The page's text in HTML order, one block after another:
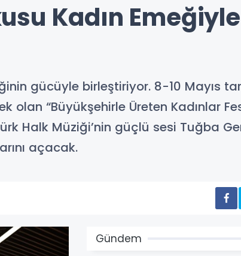
Kadın Emeğiyle
gücüyle birleştiriyor. 8-10 Mayıs
olan “Büyükşehirle Üreten Kadınlar
Halk Müziği’nin güçlü sesi Tuğba
açacak.
Gündem